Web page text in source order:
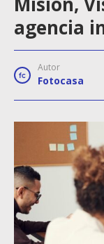
agencia
Autor
Fotocasa